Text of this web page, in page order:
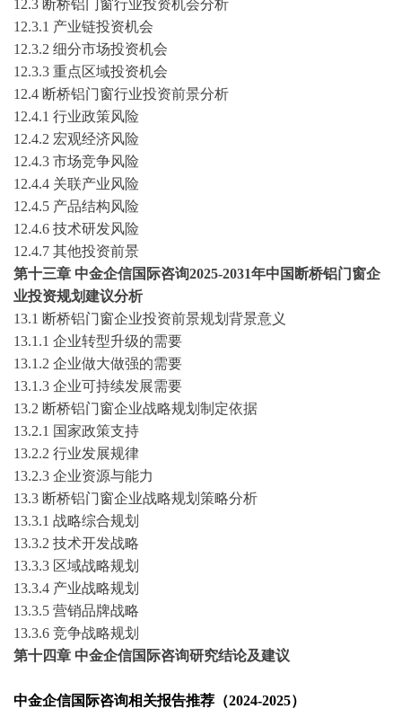
12.3 断桥铝门窗行业投资机会分析
12.3.1 产业链投资机会
12.3.2 细分市场投资机会
12.3.3 重点区域投资机会
12.4 断桥铝门窗行业投资前景分析
12.4.1 行业政策风险
12.4.2 宏观经济风险
12.4.3 市场竞争风险
12.4.4 关联产业风险
12.4.5 产品结构风险
12.4.6 技术研发风险
12.4.7 其他投资前景
第十三章 中金企信国际咨询2025-2031年中国 断桥铝门窗企
业投资规划建议分析
13.1 断桥铝门窗企业投资前景规划背景意义
13.1.1 企业转型升级的需要
13.1.2 企业做大做强的需要
13.1.3 企业可持续发展需要
13.2 断桥铝门窗企业战略规划制定依据
13.2.1 国家政策支持
13.2.2 行业发展规律
13.2.3 企业资源与能力
13.3 断桥铝门窗企业战略规划策略分析
13.3.1 战略综合规划
13.3.2 技术开发战略
13.3.3 区域战略规划
13.3.4 产业战略规划
13.3.5 营销品牌战略
13.3.6 竞争战略规划
第十四章 中金企信国际咨询研究结论及建议
中金企信国际咨询相关报告推荐（2024-2025）